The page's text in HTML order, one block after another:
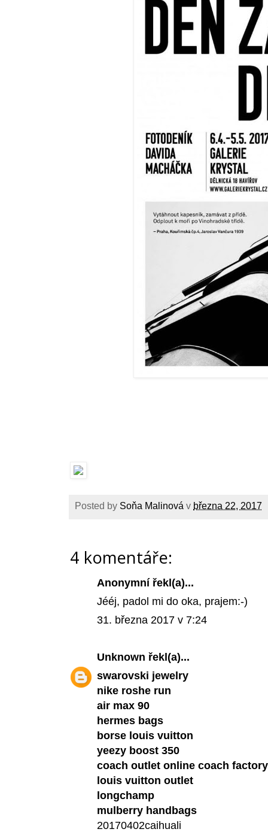
Posted by Soňa Malinová v března 22, 2017
4 komentáře:
Anonymní řekl(a)...
Jééj, padol mi do oka, prajem:-)
31. března 2017 v 7:24
Unknown řekl(a)...
swarovski jewelry
nike roshe run
air max 90
hermes bags
borse louis vuitton
yeezy boost 350
coach outlet online coach
louis vuitton outlet
longchamp
mulberry handbags
20170402caihuali